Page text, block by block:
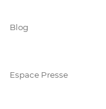
Blog
Espace Presse